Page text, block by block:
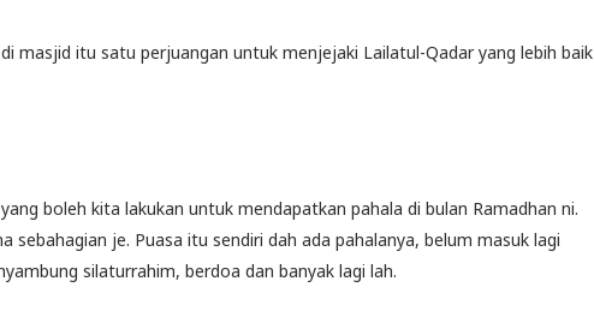
masjid itu satu perjuangan untuk menjejaki Lailatul-Qadar yang lebih baik
boleh kita lakukan untuk mendapatkan pahala di bulan Ramadhan ni.
sebahagian je. Puasa itu sendiri dah ada pahalanya, belum masuk lagi
silaturrahim, berdoa dan banyak lagi lah.